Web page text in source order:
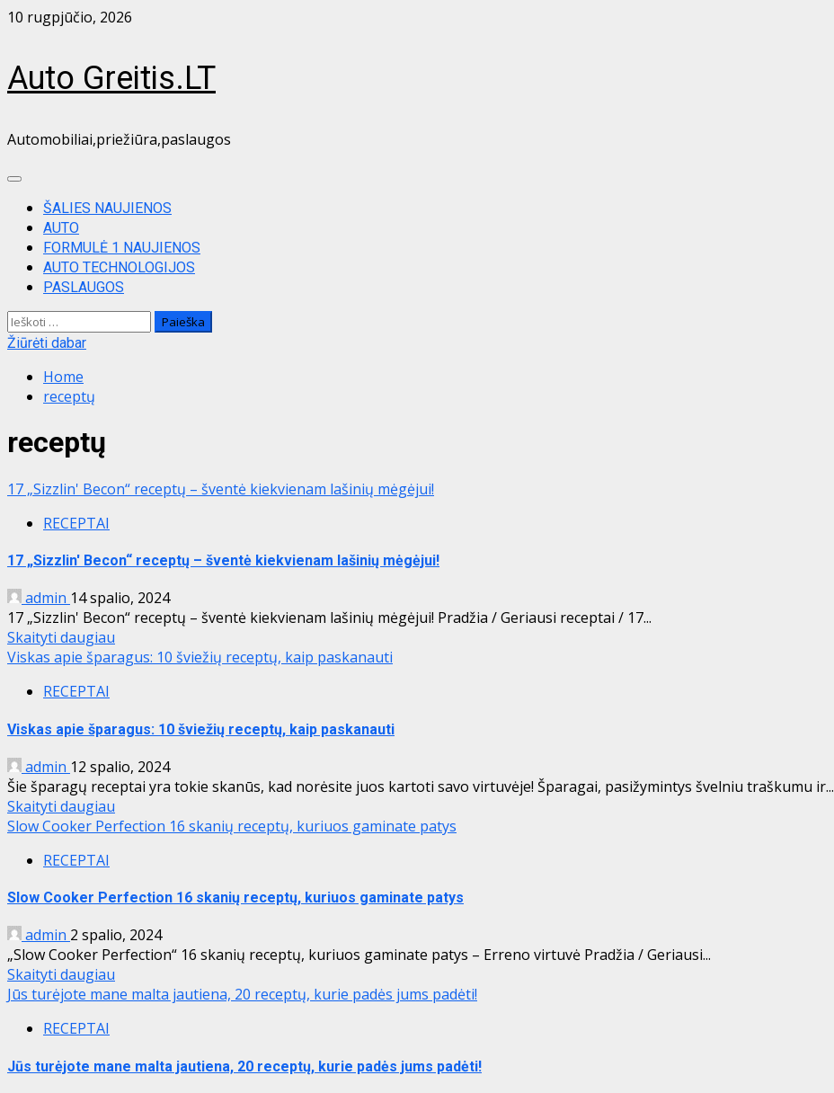
Skip
10 rugpjūčio, 2026
Auto Greitis.LT
Automobiliai,priežiūra,paslaugos
Primary
MenuŠALIES NAUJIENOS
AUTO
FORMULĖ 1 NAUJIENOS
AUTO TECHNOLOGIJOS
PASLAUGOS
Ieškoti:
Žiūrėti dabar
Home
receptų
receptų
17 „Sizzlin' Becon“ receptų – šventė kiekvienam lašinių mėgėjui!
RECEPTAI
17 „Sizzlin' Becon“ receptų – šventė kiekvienam lašinių mėgėjui!
admin 14 spalio, 2024
17 „Sizzlin' Becon“ receptų – šventė kiekvienam lašinių mėgėjui! Pradžia / Geriausi receptai / 17...
Skaityti daugiau
Viskas apie šparagus: 10 šviežių receptų, kaip paskanauti
RECEPTAI
Viskas apie šparagus: 10 šviežių receptų, kaip paskanauti
admin 12 spalio, 2024
Šie šparagų receptai yra tokie skanūs, kad norėsite juos kartoti savo virtuvėje! Šparagai, pasižymintys švelniu traškumu ir...
Skaityti daugiau
Slow Cooker Perfection 16 skanių receptų, kuriuos gaminate patys
RECEPTAI
Slow Cooker Perfection 16 skanių receptų, kuriuos gaminate patys
admin 2 spalio, 2024
„Slow Cooker Perfection“ 16 skanių receptų, kuriuos gaminate patys – Erreno virtuvė Pradžia / Geriausi...
Skaityti daugiau
Jūs turėjote mane malta jautiena, 20 receptų, kurie padės jums padėti!
RECEPTAI
Jūs turėjote mane malta jautiena, 20 receptų, kurie padės jums padėti!